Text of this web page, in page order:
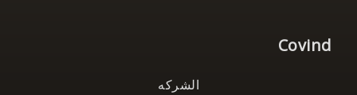
Covind
الشركه